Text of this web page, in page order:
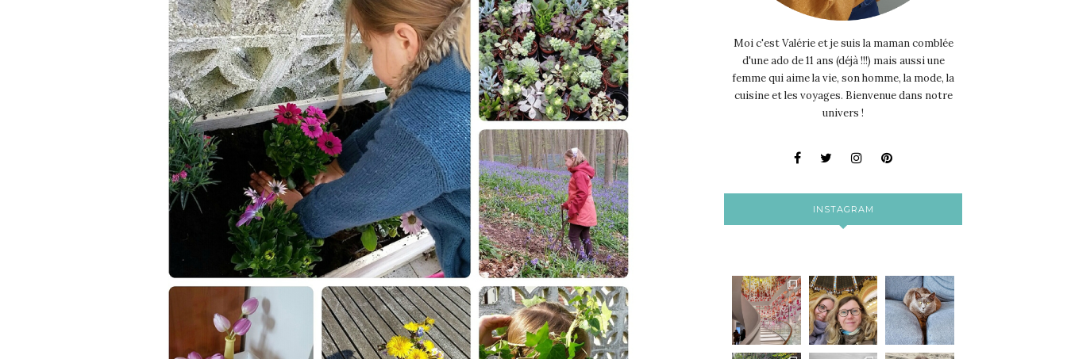
Moi c'est Valérie et je suis la maman comblée
d'une ado de 11 ans (déjà !!!) mais aussi une
femme qui aime la vie, son homme, la mode, la
cuisine et les voyages. Bienvenue dans notre
univers !
INSTAGRAM